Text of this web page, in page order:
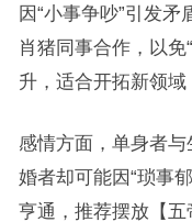
因“小事争吵”引发
肖猪同事合作，以免
升，适合开拓新领域
感情方面，单身者
婚者却可能因“琐事
亨通，推荐摆放【